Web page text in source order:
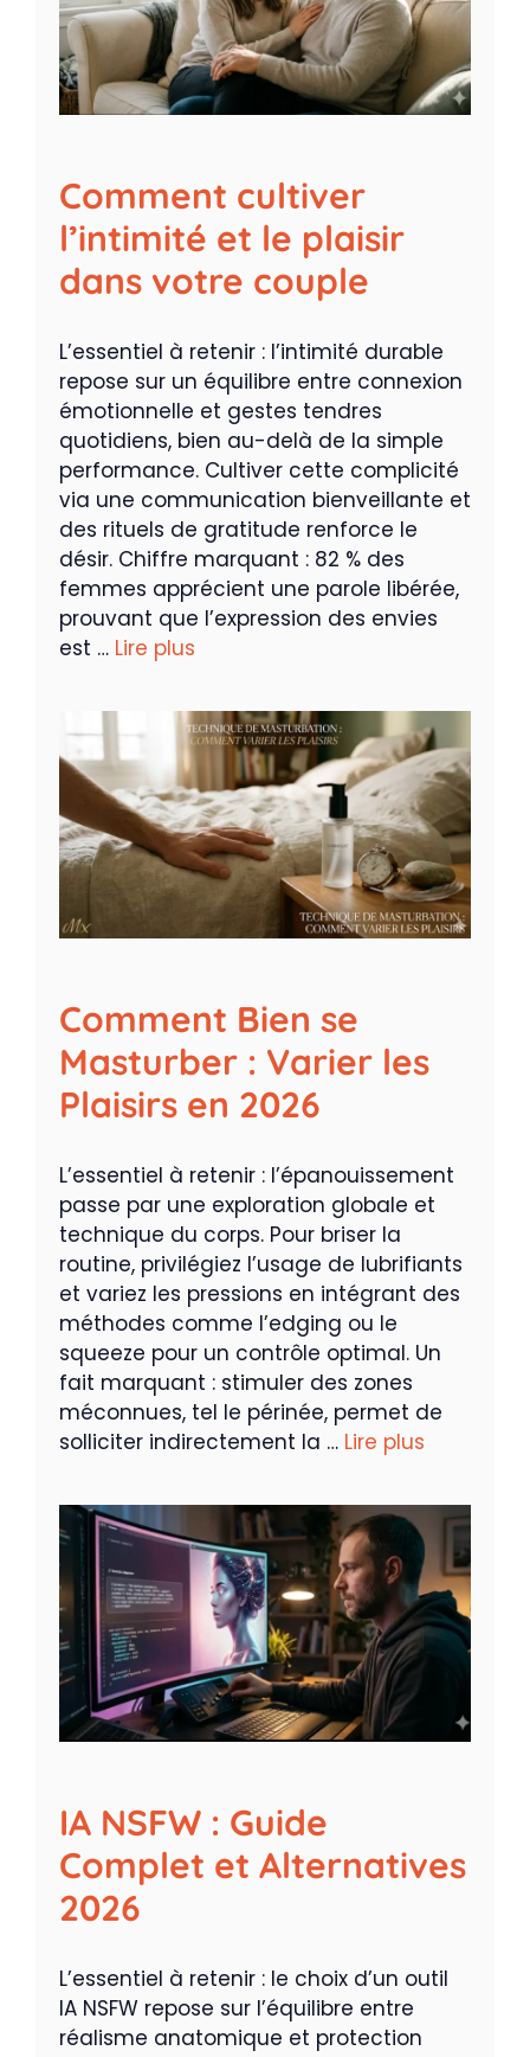
Comment cultiver
l’intimité et le plaisir
dans votre couple
L’essentiel à retenir : l’intimité durable
repose sur un équilibre entre connexion
émotionnelle et gestes tendres
quotidiens, bien au-delà de la simple
performance. Cultiver cette complicité
via une communication bienveillante et
des rituels de gratitude renforce le
désir. Chiffre marquant : 82 % des
femmes apprécient une parole libérée,
prouvant que l’expression des envies
est … Lire plus
Comment Bien se
Masturber : Varier les
Plaisirs en 2026
L’essentiel à retenir : l’épanouissement
passe par une exploration globale et
technique du corps. Pour briser la
routine, privilégiez l’usage de lubrifiants
et variez les pressions en intégrant des
méthodes comme l’edging ou le
squeeze pour un contrôle optimal. Un
fait marquant : stimuler des zones
méconnues, tel le périnée, permet de
solliciter indirectement la … Lire plus
IA NSFW : Guide
Complet et Alternatives
2026
L’essentiel à retenir : le choix d’un outil
IA NSFW repose sur l’équilibre entre
réalisme anatomique et protection